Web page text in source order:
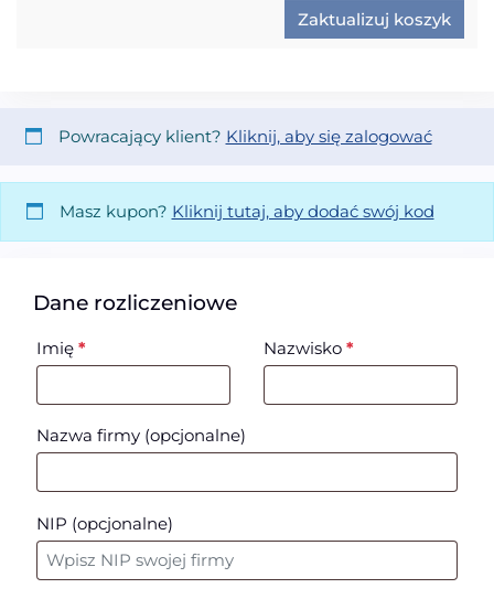
Zaktualizuj koszyk
Powracający klient? Kliknij, aby się zalogować
Masz kupon? Kliknij tutaj, aby dodać swój kod
Dane rozliczeniowe
Imię * Nazwisko *
Nazwa firmy (opcjonalne)
NIP (opcjonalne)